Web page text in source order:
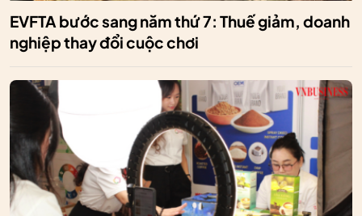
EVFTA bước sang năm thứ 7: Thuế giảm, doanh
nghiệp thay đổi cuộc chơi